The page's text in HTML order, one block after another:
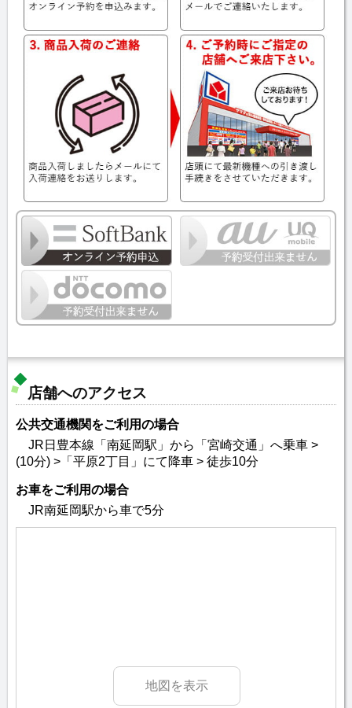
店舗へのアクセス
公共交通機関をご利用の場合
JR日豊本線「南延岡駅」から「宮崎交通」へ乗車 >
(10分) >「平原2丁目」にて降車 > 徒歩10分
お車をご利用の場合
JR南延岡駅から車で5分
地図を表示